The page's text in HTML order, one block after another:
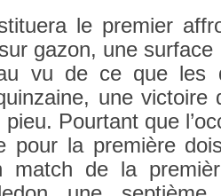
le pre­mi­er
gazon, une
vu de ce que les
une vic­toire
Pour­tant que
pour la première
match de la